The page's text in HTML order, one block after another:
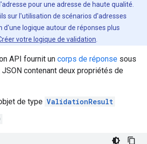
pour une adresse de haute qualité.
sur l'utilisation de scénarios d'adresses
d'une logique autour de réponses plus
votre logique de validation
API fournit un corps de réponse sous
contenant deux propriétés de
de type ValidationResult